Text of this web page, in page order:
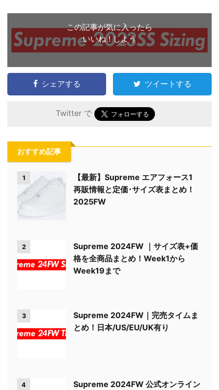
この記事が気に入ったら
いいね ! しよう
シェアする ツイートする
Twitter で
おすすめ記事
1
【最新】Supreme エアフォース1
再販情報と定価･サイズ表まとめ！
2025FW
2
Supreme 2024FW ｜サイズ表+価
格を全商品まとめ！Week1から
Week19まで
3
Supreme 2024FW｜完売タイムま
とめ！日本/US/EU/UK有り
4 Supreme 2024FW 公式オンライン